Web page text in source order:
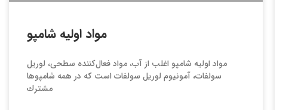
مواد اوليه شامپو
مواد اوليه شامپو اغلب از آب، مواد فعال‌كننده سطحی، لوريل
سولفات، آمونيوم لوريل سولفات است كه در همه شامپوها
مشترك